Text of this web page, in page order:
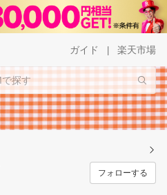
ガイド 楽天市場
フォローする